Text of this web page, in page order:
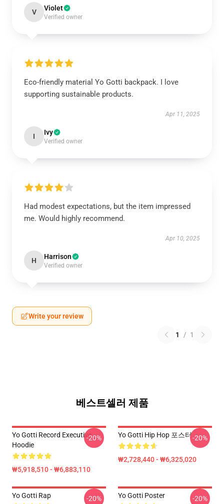
V Violet
Verified owner
Eco-friendly material Yo Gotti backpack. I love
supporting sustainable products.
Apr 11, 2025
I Ivy
Verified owner
Had modest expectations, but the item impressed
me. Would highly recommend.
Apr 10, 2025
H Harrison
Verified owner
Write your review
1 / 1
베스트셀러 제품
Yo Gotti Record Executive
Hoodie
₩5,918,510 - ₩6,883,110
-20% Yo Gotti Hip Hop 포스터
₩2,728,440 - ₩6,325,020
-20%
Yo Gotti Rap -20% Yo Gotti Poster -20%